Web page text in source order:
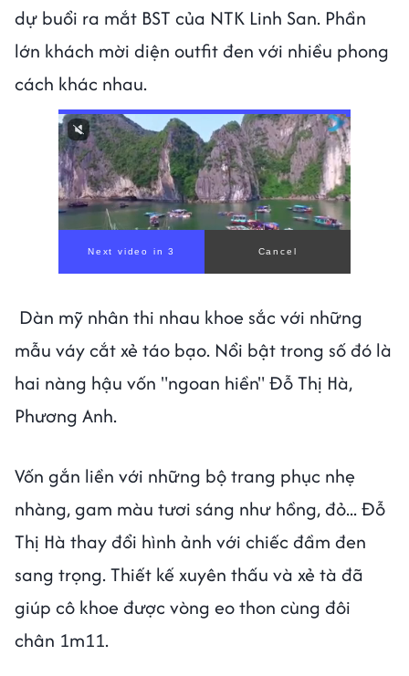
dự buổi ra mắt BST của NTK Linh San. Phần
lớn khách mời diện outfit đen với nhiều phong
cách khác nhau.
00:00/ 00:59
Dàn mỹ nhân thi nhau khoe sắc với những
mẫu váy cắt xẻ táo bạo. Nổi bật trong số đó là
hai nàng hậu vốn "ngoan hiền" Đỗ Thị Hà,
Phương Anh.
Vốn gắn liền với những bộ trang phục nhẹ
nhàng, gam màu tươi sáng như hồng, đỏ... Đỗ
Thị Hà thay đổi hình ảnh với chiếc đầm đen
sang trọng. Thiết kế xuyên thấu và xẻ tà đã
giúp cô khoe được vòng eo thon cùng đôi
chân 1m11.